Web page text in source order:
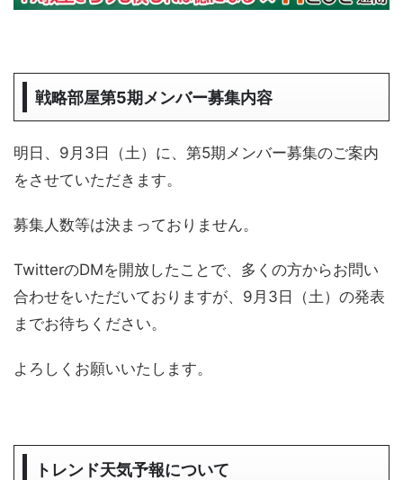
戦略部屋第5期メンバー募集内容
明日、9月3日（土）に、第5期メンバー募集のご案内
をさせていただきます。
募集人数等は決まっておりません。
TwitterのDMを開放したことで、多くの方からお問い
合わせをいただいておりますが、9月3日（土）の発表
までお待ちください。
よろしくお願いいたします。
トレンド天気予報について